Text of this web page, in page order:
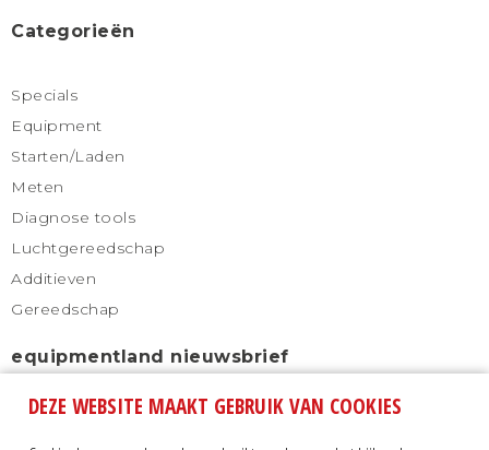
Categorieën
Specials
Equipment
Starten/Laden
Meten
Diagnose tools
Luchtgereedschap
Additieven
Gereedschap
equipmentland nieuwsbrief
Schrijf u in voor onze nieuwsbrief en blijf altijd
DEZE WEBSITE MAAKT GEBRUIK VAN COOKIES